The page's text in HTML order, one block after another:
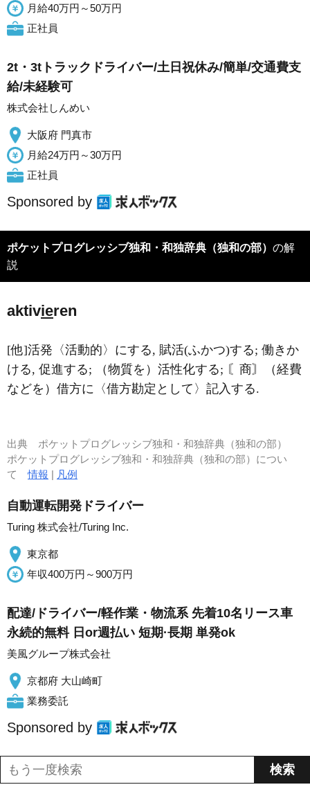
月給40万円～50万円
正社員
2t・3tトラックドライバー/土日祝休み/簡単/交通費支
給/未経験可
株式会社しんめい
大阪府 門真市
月給24万円～30万円
正社員
Sponsored by
ポケットプログレッシブ独和・和独辞典（独和の部） の解
説
aktivieren
[他]活発〈活動的〉にする, 賦活(ふかつ)する; 働きか
ける, 促進する; （物質を）活性化する; 〘商〙（経費
などを）借方に〈借方勘定として〉記入する.
出典 ポケットプログレッシブ独和・和独辞典（独和の部）
ポケットプログレッシブ独和・和独辞典（独和の部）につい
て情報 | 凡例
自動運転開発ドライバー
Turing 株式会社/Turing Inc.
東京都
年収400万円～900万円
配達/ドライバー/軽作業・物流系 先着10名リース車
永続的無料 日or週払い 短期·長期 単発ok
美風グループ株式会社
京都府 大山崎町
業務委託
Sponsored by